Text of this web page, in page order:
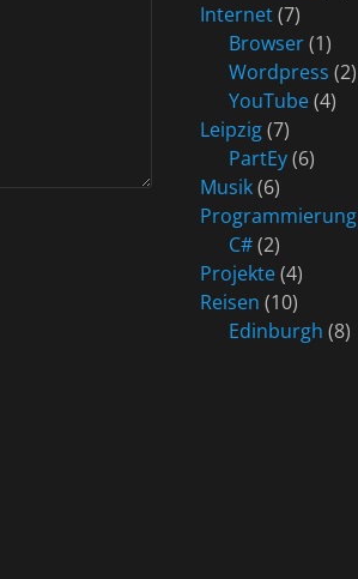
Internet(7)
Browser(1)
Wordpress (2)
YouTube(4)
Leipzig(7)
PartEy(6)
Musik(6)
Programmierung
C#(2)
Projekte(4)
Reisen (10)
Edinburgh (8)